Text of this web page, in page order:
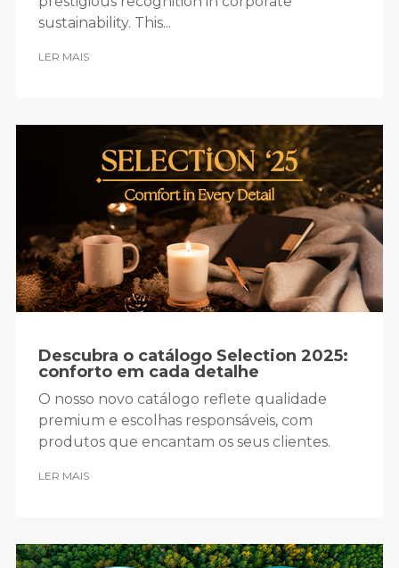
sustainability. This...
LER MAIS
Descubra o catálogo Selection 2025:
conforto em cada detalhe
O nosso novo catálogo reflete qualidade
premium e escolhas responsáveis, com
produtos que encantam os seus clientes.
LER MAIS